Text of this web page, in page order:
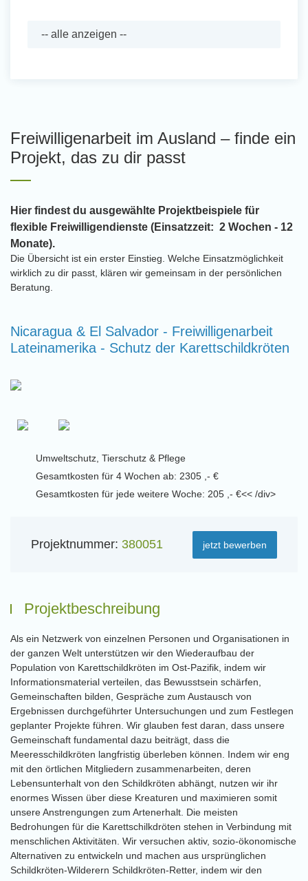
Freiwilligenarbeit im Ausland – finde ein
Projekt, das zu dir passt
Hier findest du ausgewählte Projektbeispiele für
flexible Freiwilligendienste (Einsatzzeit: 2 Wochen - 12
Monate).
Die Übersicht ist ein erster Einstieg. Welche Einsatzmöglichkeit
wirklich zu dir passt, klären wir gemeinsam in der persönlichen
Beratung.
Nicaragua & El Salvador - Freiwilligenarbeit
Lateinamerika - Schutz der Karettschildkröten
Umweltschutz, Tierschutz & Pflege
Gesamtkosten für 4 Wochen ab: 2305 ,- €
Gesamtkosten für jede weitere Woche: 205 ,- €<< /div>
Projektnummer: 380051 jetzt bewerben
Projektbeschreibung
Als ein Netzwerk von einzelnen Personen und Organisationen in
der ganzen Welt unterstützen wir den Wiederaufbau der
Population von Karettschildkröten im Ost-Pazifik, indem wir
Informationsmaterial verteilen, das Bewusstsein schärfen,
Gemeinschaften bilden, Gespräche zum Austausch von
Ergebnissen durchgeführter Untersuchungen und zum Festlegen
geplanter Projekte führen. Wir glauben fest daran, dass unsere
Gemeinschaft fundamental dazu beiträgt, dass die
Meeresschildkröten langfristig überleben können. Indem wir eng
mit den örtlichen Mitgliedern zusammenarbeiten, deren
Lebensunterhalt von den Schildkröten abhängt, nutzen wir ihr
enormes Wissen über diese Kreaturen und maximieren somit
unsere Anstrengungen zum Artenerhalt. Die meisten
Bedrohungen für die Karettschilkdröten stehen in Verbindung mit
menschlichen Aktivitäten. Wir versuchen aktiv, sozio-ökonomische
Alternativen zu entwickeln und machen aus ursprünglichen
Schildkröten-Wilderern Schildkröten-Retter, indem wir den